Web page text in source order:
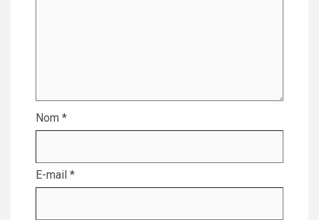
Nom *
E-mail *